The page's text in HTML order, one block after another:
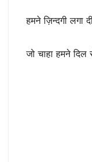
हमने ज़िन्दगी लगा
जो चाहा हमने